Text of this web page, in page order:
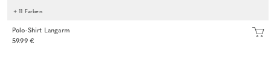
+ 11 Farben
Polo-Shirt Langarm
59.99 €